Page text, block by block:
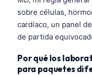
sobre células,
cardíaco, un panel
de partida
Por qué los
para paquetes